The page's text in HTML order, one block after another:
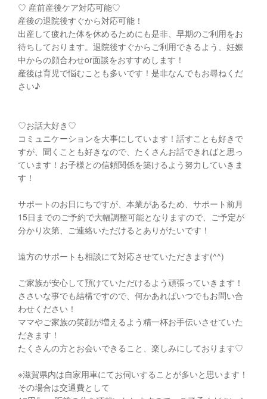
♡ 産前産後ケア対応可能♡
産後の退院後すぐから対応可能！
出産して疲れた体を休めるためにも是非、早期のご利用をお
待ちしております。退院後すぐからご利用できるよう、妊娠
中からの顔合わせor面談をおすすめします！
産後は育児で悩むことも多いです！是非なんでもお尋ねくだ
さい♪
♡お話大好き♡
コミュニケーションを大事にしています！話すことも好きで
すが、聞くことも好きなので、たくさんお話できればと思っ
ています！お子様との信頼関係を築けるよう努力していきま
す！
サポートのお日にちですが、本業があるため、サポート前月
15日までのご予約で大幅調整可能となりますので、ご予定が
分かり次第、ご連絡いただけるとありがたいです！
遠方のサポートも相談にて対応させていただきます(^^)
ご家族が安心して預けていただけるよう頑張っていきます！
ささいな事でも結構ですので、何かあればいつでもお問い合
わせください！
ママやご家族の笑顔が増えるよう精一杯お手伝いさせていた
だきます！
たくさんの方とお会いできること、楽しみにしております♡
※滋賀県内は自家用車にてお伺いすることが多いと思います！
その場合は交通費として